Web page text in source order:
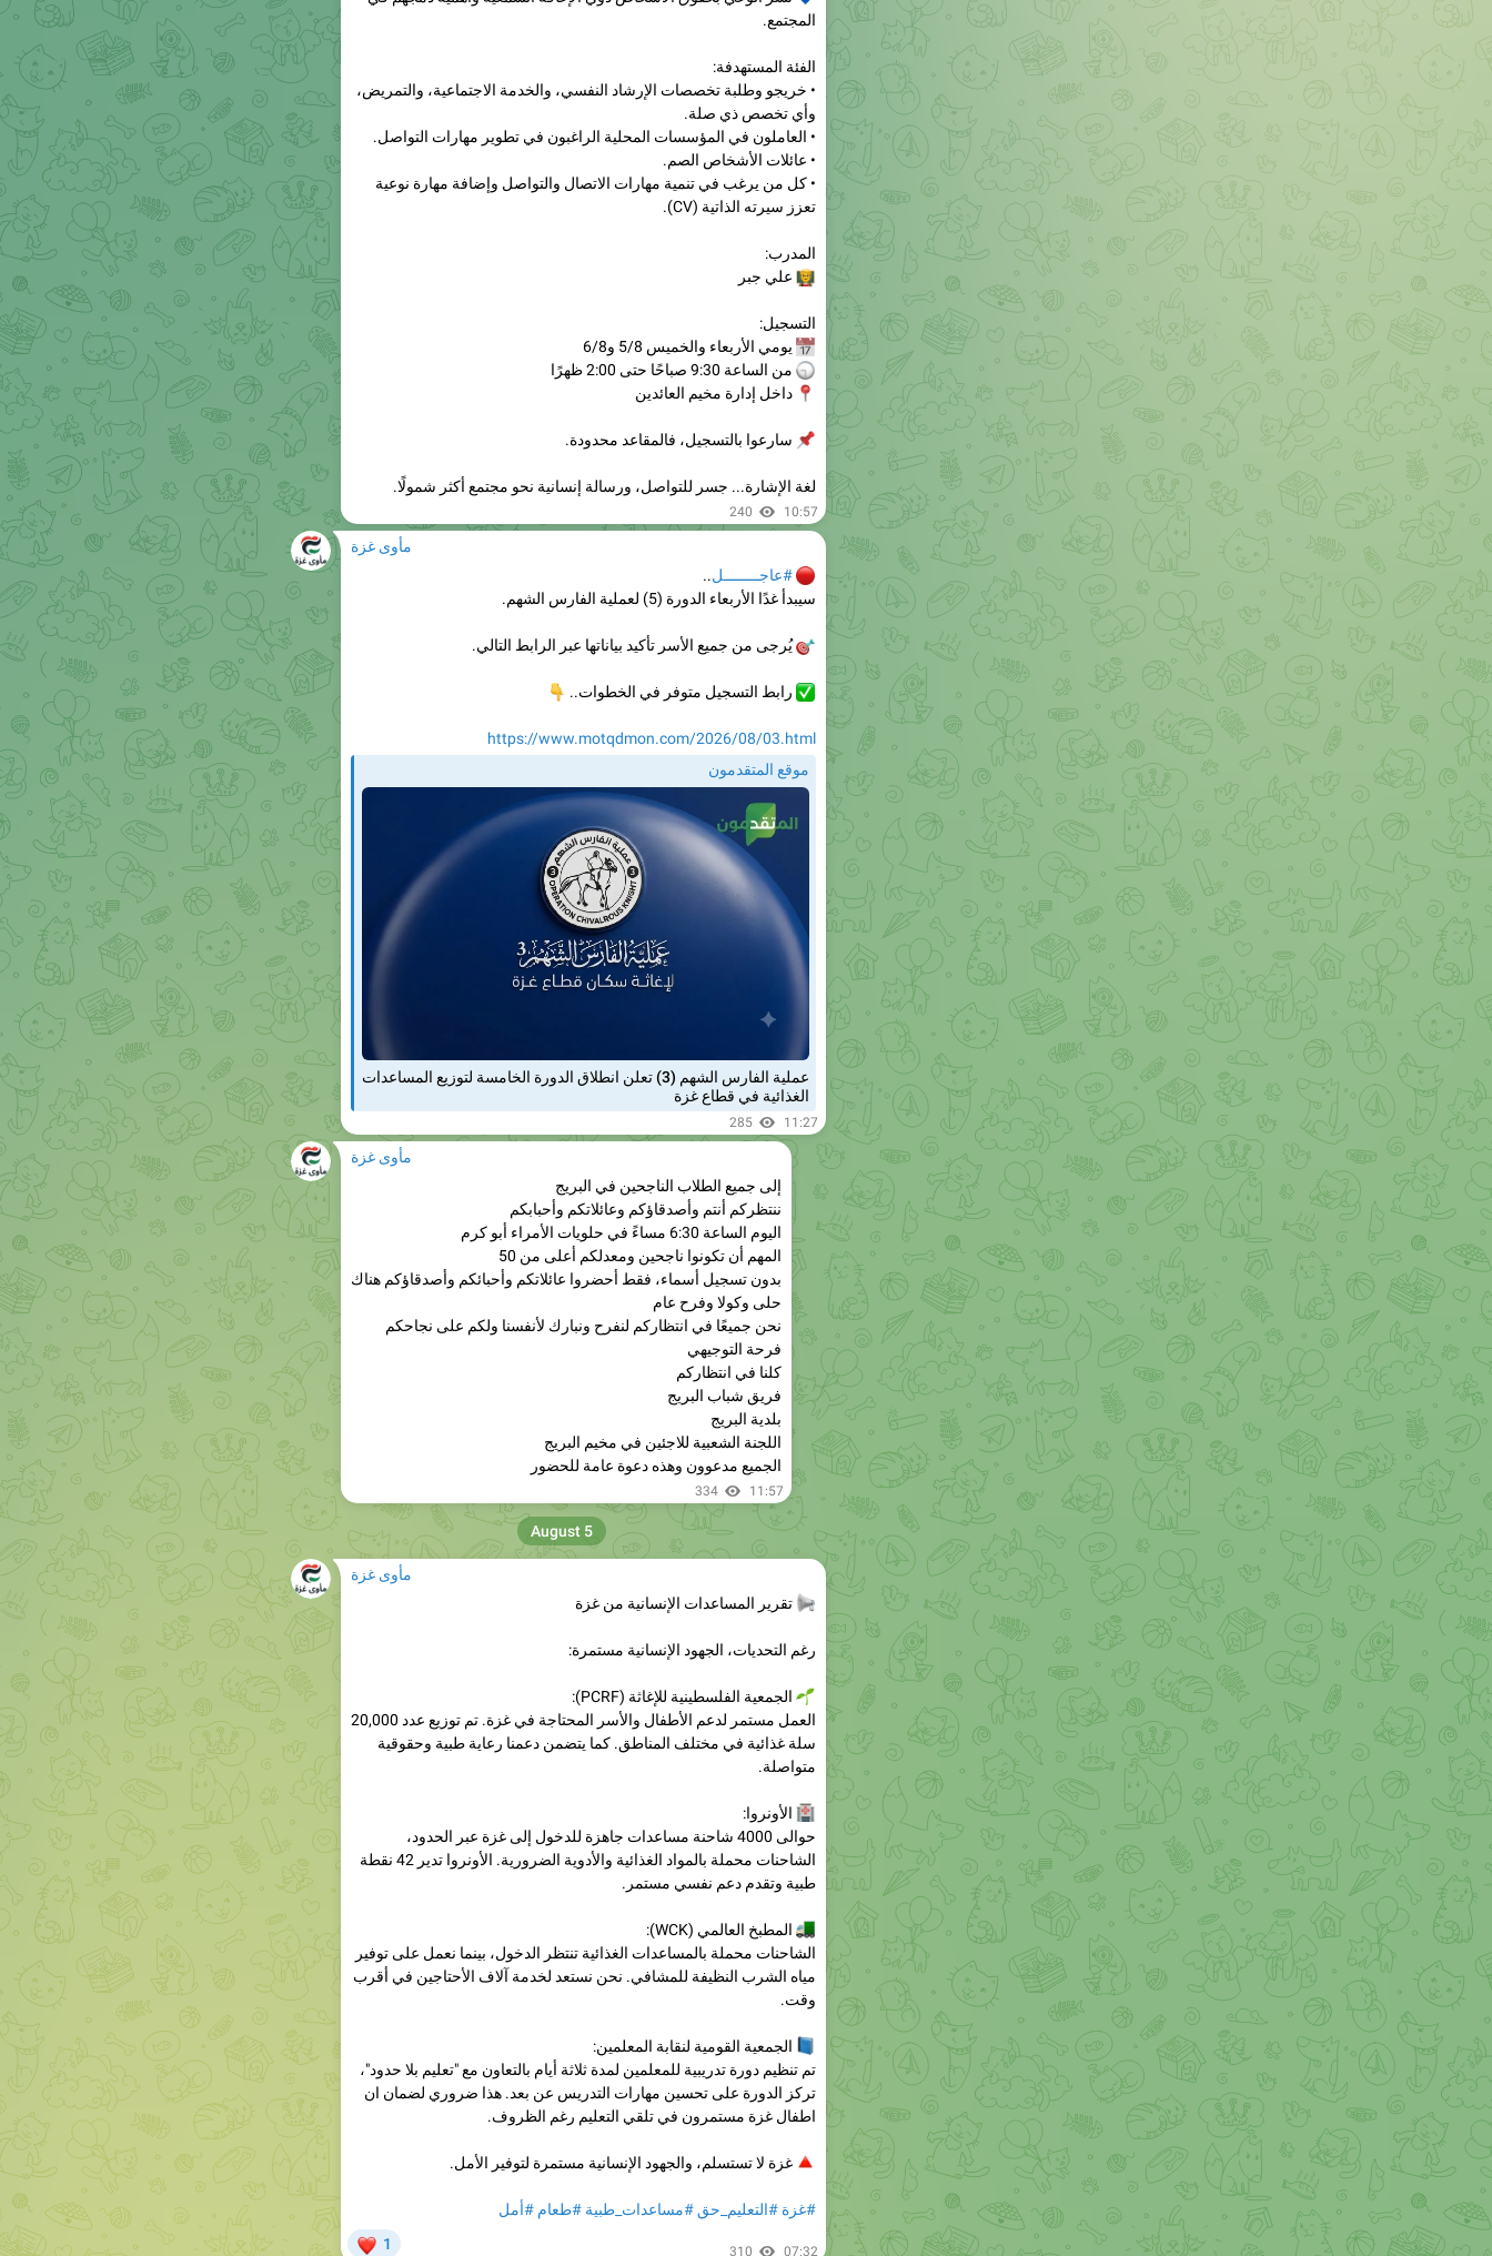
الفئة المستهدفة:
وأي تخصص ذي صلة.
• العاملون في المؤسسات المحلية الراغبون في تطوير مهارات التواصل.
• عائلات الأشخاص الصم.
• كل من يرغب في تنمية مهارات الاتصال والتواصل وإضافة مهارة نوعية
تعزز سيرته الذاتية (CV).
المدرب:
👨‍🏫
التسجيل:
📅
🕤من الساعة 9:30 صباحًا حتى 2:00 ظهرًا
📍داخل إدارة مخيم العائدين
📌سارعوا بالتسجيل، فالمقاعد محدودة.
لغة الإشارة... جسر للتواصل، ورسالة إنسانية نحو مجتمع أكثر شمولًا.
مأوى غزة
🔴#عاجــــــــل..
🎯يُرجى من جميع الأسر تأكيد بياناتها عبر الرابط التالي.
✅رابط التسجيل متوفر في الخطوات..
👇
https://www.motqdmon.com/2026/08/03.html
285 11:27
مأوى غزة
إلى جميع الطلاب الناجحين في البريج
اليوم الساعة 6:30 مساءً في حلويات الأمراء أبو كرم
المهم أن تكونوا ناجحين ومعدلكم أعلى من 50
بدون تسجيل أسماء، فقط أحضروا عائلاتكم وأحبائكم وأصدقاؤكم هناك
حلى وكولا وفرح عام
نحن جميعًا في انتظاركم لنفرح ونبارك لأنفسنا ولكم على نجاحكم
فرحة التوجيهي
كلنا في انتظاركم
فريق شباب البريج
بلدية البريج
اللجنة الشعبية للاجئين في مخيم البريج
الجميع مدعوون وهذه دعوة عامة للحضور
334 11:57
📢تقرير المساعدات الإنسانية من غزة
رغم التحديات، الجهود الإنسانية مستمرة:
🌱الجمعية الفلسطينية للإغاثة (PCRF):
سلة غذائية في مختلف المناطق. كما يتضمن دعمنا رعاية طبية وحقوقية
متواصلة.
🏥
الأونروا:
طبية وتقدم دعم نفسي مستمر.
🚛المطبخ العالمي (WCK):
مياه الشرب النظيفة للمشافي. نحن نستعد لخدمة آلاف الأحتاجين في أقرب
وقت.
📘الجمعية القومية لنقابة المعلمين:
تركز الدورة على تحسين مهارات التدريس عن بعد. هذا ضروري لضمان ان
اطفال غزة مستمرون في تلقي التعليم رغم الظروف.
🔺غزة لا تستسلم، والجهود الإنسانية مستمرة لتوفير الأمل.
#غزة #التعليم_حق #مساعدات_طبية #طعام #أمل
❤
310 07:32
مأوى غزة